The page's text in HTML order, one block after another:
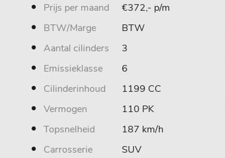
Prijs per maand
€372,- p/m
BTW/Marge
BTW
Aantal cilinders
3
Emissieklasse
6
Cilinderinhoud
1199 CC
Vermogen
110 PK
Topsnelheid
187 km/h
Carrosserie
SUV